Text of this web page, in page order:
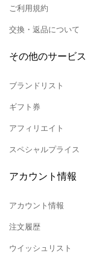
ご利用規約
交換・返品について
その他のサービス
ブランドリスト
ギフト券
アフィリエイト
スペシャルプライス
アカウント情報
アカウント情報
注文履歴
ウイッシュリスト